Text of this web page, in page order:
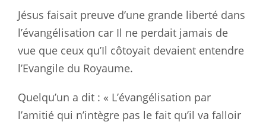
Jésus faisait preuve d’une grande liberté dans
l’évangélisation car Il ne perdait jamais de
vue que ceux qu’Il côtoyait devaient entendre
l’Evangile du Royaume.
Quelqu’un a dit : « L’évangélisation par
l’amitié qui n’intègre pas le fait qu’il va falloir